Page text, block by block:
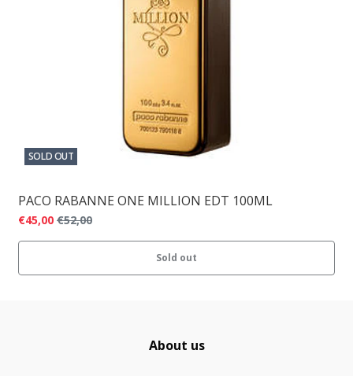
SOLD OUT
PACO RABANNE ONE MILLION EDT 100ML
€45,00 €52,00
Sold out
About us